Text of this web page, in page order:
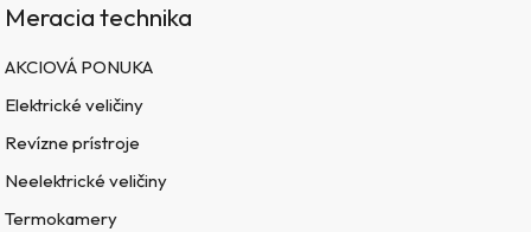
Meracia technika
AKCIOVÁ PONUKA
Elektrické veličiny
Revízne prístroje
Neelektrické veličiny
Termokamery